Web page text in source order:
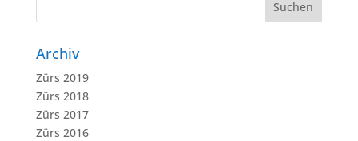
Archiv
Zürs 2019
Zürs 2018
Zürs 2017
Zürs 2016